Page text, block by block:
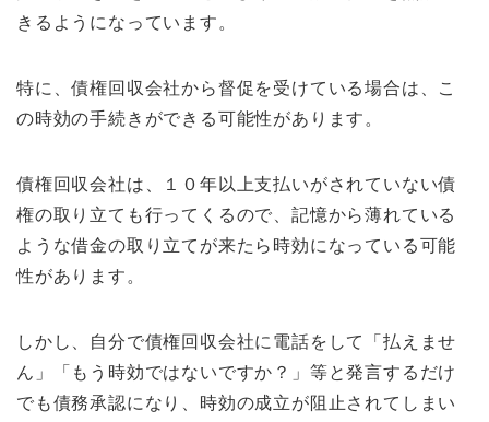
きるようになっています。
特に、債権回収会社から督促を受けている場合は、こ
の時効の手続きができる可能性があります。
債権回収会社は、１０年以上支払いがされていない債
権の取り立ても行ってくるので、記憶から薄れている
ような借金の取り立てが来たら時効になっている可能
性があります。
しかし、自分で債権回収会社に電話をして「払えませ
ん」「もう時効ではないですか？」等と発言するだけ
でも債務承認になり、時効の成立が阻止されてしまい